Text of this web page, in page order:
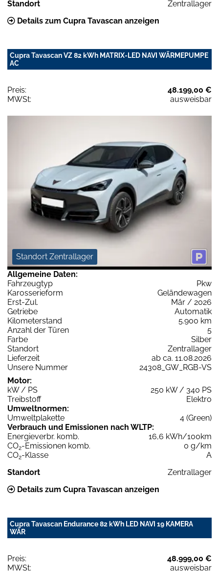
Standort
Zentrallager
Details zum Cupra Tavascan anzeigen
Cupra Tavascan VZ 82 kWh MATRIX-LED NAVI WÄRMEPUMPE
AC
Preis:
48.199,00 €
MWSt:
ausweisbar
Standort Zentrallager
Allgemeine Daten:
Fahrzeugtyp
Pkw
Karosserieform
Geländewagen
Erst-Zul.
Mär / 2026
Getriebe
Automatik
Kilometerstand
5.900 km
Anzahl der Türen
5
Farbe
Silber
Standort
Zentrallager
Lieferzeit
ab ca. 11.08.2026
Unsere Nummer
24308_GW_RGB-VS
Motor:
kW / PS
250 kW / 340 PS
Treibstoff
Elektro
Umweltnormen:
Umweltplakette
4 (Green)
Verbrauch und Emissionen nach WLTP:
Energieverbr. komb.
16,6 kWh/100km
CO2-Emissionen komb.
0 g/km
CO2-Klasse
A
Standort
Zentrallager
Details zum Cupra Tavascan anzeigen
Cupra Tavascan Endurance 82 kWh LED NAVI 19 KAMERA
WÄR
Preis:
48.999,00 €
MWSt:
ausweisbar